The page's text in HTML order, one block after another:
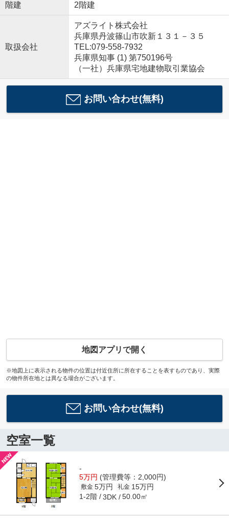
階建 2階建
取扱会社
アズライト株式会社
兵庫県丹波篠山市吹新１３１－３５
TEL:079-558-7932
兵庫県知事 (1) 第750196号
（一社）兵庫県宅地建物取引業協会
お問い合わせ(無料)
地図アプリで開く
※地図上に表示される物件の位置は付近住所に所在することを表すものであり、実際
の物件所在地とは異なる場合がございます。
お問い合わせ(無料)
空室一覧
-
5万円 (管理費等：2,000円)
敷金 5万円 礼金 15万円
1-2階 3DK 50.00㎡